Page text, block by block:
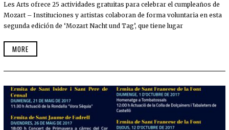
Les Arts ofrece 25 actividades gratuitas para celebrar el cumpleaños de
Mozart – Instituciones y artistas colaboran de forma voluntaria en esta
segunda edición de ‘Mozart Nacht und Tag’, que tiene lugar
MORE